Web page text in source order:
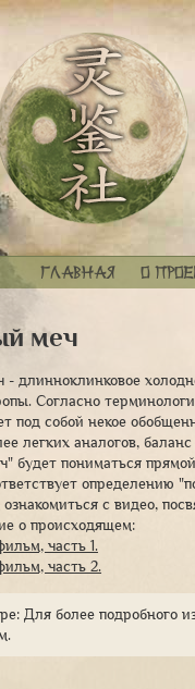
Главная О
меч
длинноклинковое
Согласно
под собой некое
легких аналогов,
будет пониматься
определению
ознакомиться с видео,
о происходящем:
часть 1.
часть 2.
Для более подробного